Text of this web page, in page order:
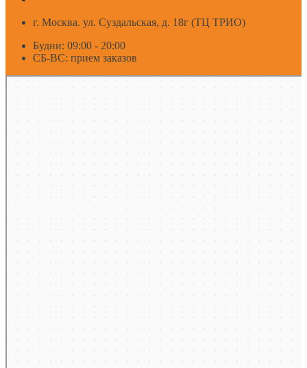
г. Москва. ул. Суздальская, д. 18г (ТЦ ТРИО)
Будни: 09:00 - 20:00
СБ-ВС: прием заказов